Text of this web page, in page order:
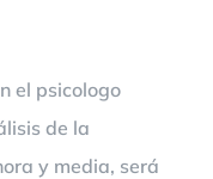
el psicologo
de la
y media, será